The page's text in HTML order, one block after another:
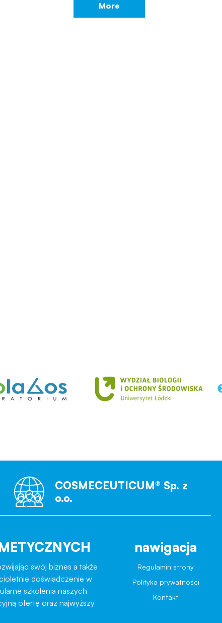
More
COSMECEUTICUM® Sp. z
o.o.
swój biznes a także
doświadczenie w
szkolenia naszych
ofertę oraz najwyższy
nawigacja
Regulamin strony
Polityka prywatności
Kontakt